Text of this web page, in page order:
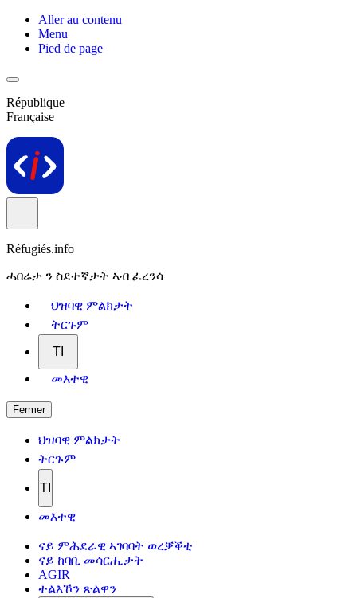
Aller au contenu
Menu
Pied de page
République
Française
Réfugiés.info
ሓበሬታ ን ስደተኛታት ኣብ ፈረንሳ
ህዝባዊ ምልክታት
ትርጉም
TI
መእተዊ
Fermer
ህዝባዊ ምልክታት
ትርጉም
TI
መእተዊ
ናይ ምሕደራዊ ኣገባባት ወረቓቕቲ
ናይ ከባቢ መሳርሒታት
AGIR
ተልእኾን ጽልዋን